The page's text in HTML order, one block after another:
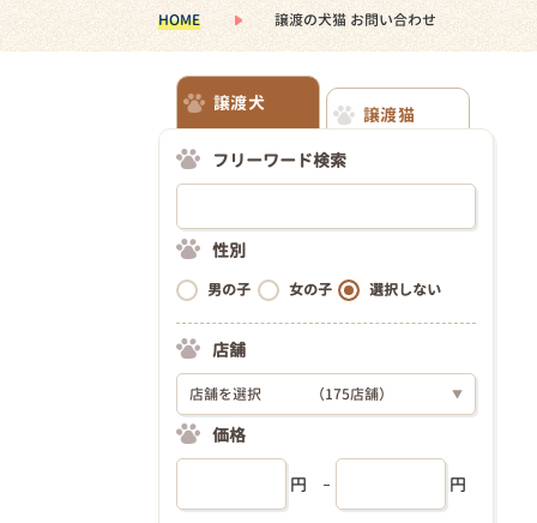
HOME 譲渡の犬猫 お問い合わせ
譲渡犬
譲渡猫
フリーワード検索
性別
男の子 女の子 選択しない
店舗
店舗を選択 （175店舗） ▼
価格
円 円